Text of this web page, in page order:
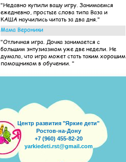
"Недавно купили вашу игру. Занимаемся
ежедневно, простые слова типа Ваза и
КАША научились читать за два дня."
Мама Вероники
"Отличная игра. Дочка занимается с
большим энтузиазмом уже две недели. Не
думала, что игра может стать таким хорошим
помощником в обучении. "
Центр развития "Яркие дети"
Ростов-на-Дону
+7 (960) 455-82-20
yarkiedeti.rst@gmail.com